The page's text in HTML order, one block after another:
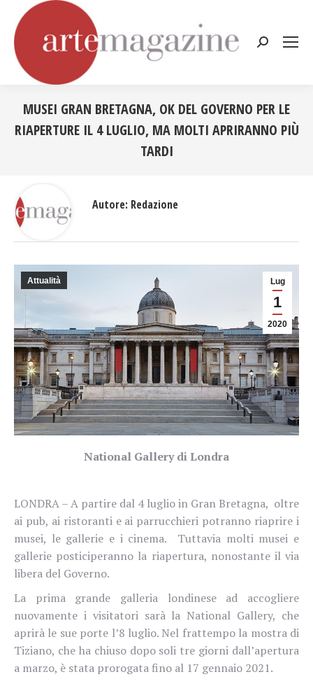
Cerca:
MUSEI GRAN BRETAGNA, OK DEL GOVERNO PER LE
RIAPERTURE IL 4 LUGLIO, MA MOLTI APRIRANNO PIÙ
TARDI
Lug
1
2020
Attualità
National Gallery di Londra
LONDRA –A partire dal 4 luglio in Gran Bretagna, oltre
ai pub, ai ristoranti e ai parrucchieri potranno riaprire i
musei, le gallerie e i cinema. Tuttavia molti musei e
gallerie posticiperanno la riapertura, nonostante il via
libera del Governo.
La prima grande galleria londinese ad accogliere
nuovamente i visitatori sarà la National Gallery, che
aprirà le sue porte l’8 luglio. Nel frattempo la mostra di
Tiziano, che ha chiuso dopo soli tre giorni dall’apertura
a marzo, è stata prorogata fino al 17 gennaio 2021.
Autore: Redazione